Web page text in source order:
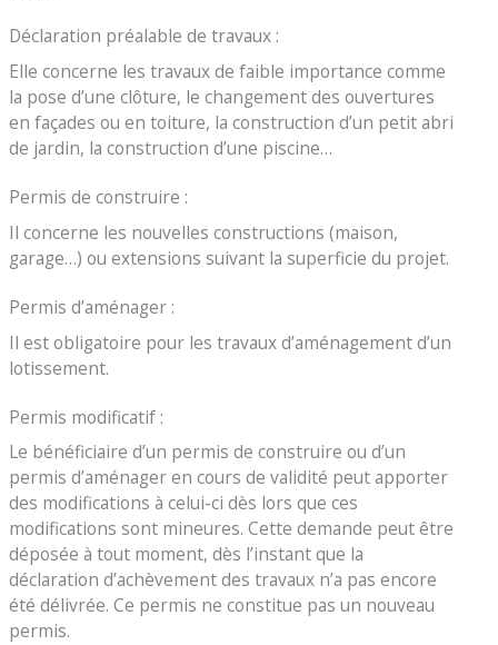
Déclaration préalable de travaux :
Elle concerne les travaux de faible importance comme
la pose d’une clôture, le changement des ouvertures
en façades ou en toiture, la construction d’un petit abri
de jardin, la construction d’une piscine…
Permis de construire :
Il concerne les nouvelles constructions (maison,
garage…) ou extensions suivant la superficie du projet.
Permis d’aménager :
Il est obligatoire pour les travaux d’aménagement d’un
lotissement.
Permis modificatif :
Le bénéficiaire d’un permis de construire ou d’un
permis d’aménager en cours de validité peut apporter
des modifications à celui-ci dès lors que ces
modifications sont mineures. Cette demande peut être
déposée à tout moment, dès l’instant que la
déclaration d’achèvement des travaux n’a pas encore
été délivrée. Ce permis ne constitue pas un nouveau
permis.